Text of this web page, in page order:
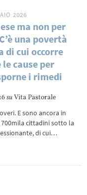
2026
ma non per
una povertà
di cui occorre
cause per
i rimedi
suVita Pastorale
E sono ancora in
cittadini sotto la
di cui…